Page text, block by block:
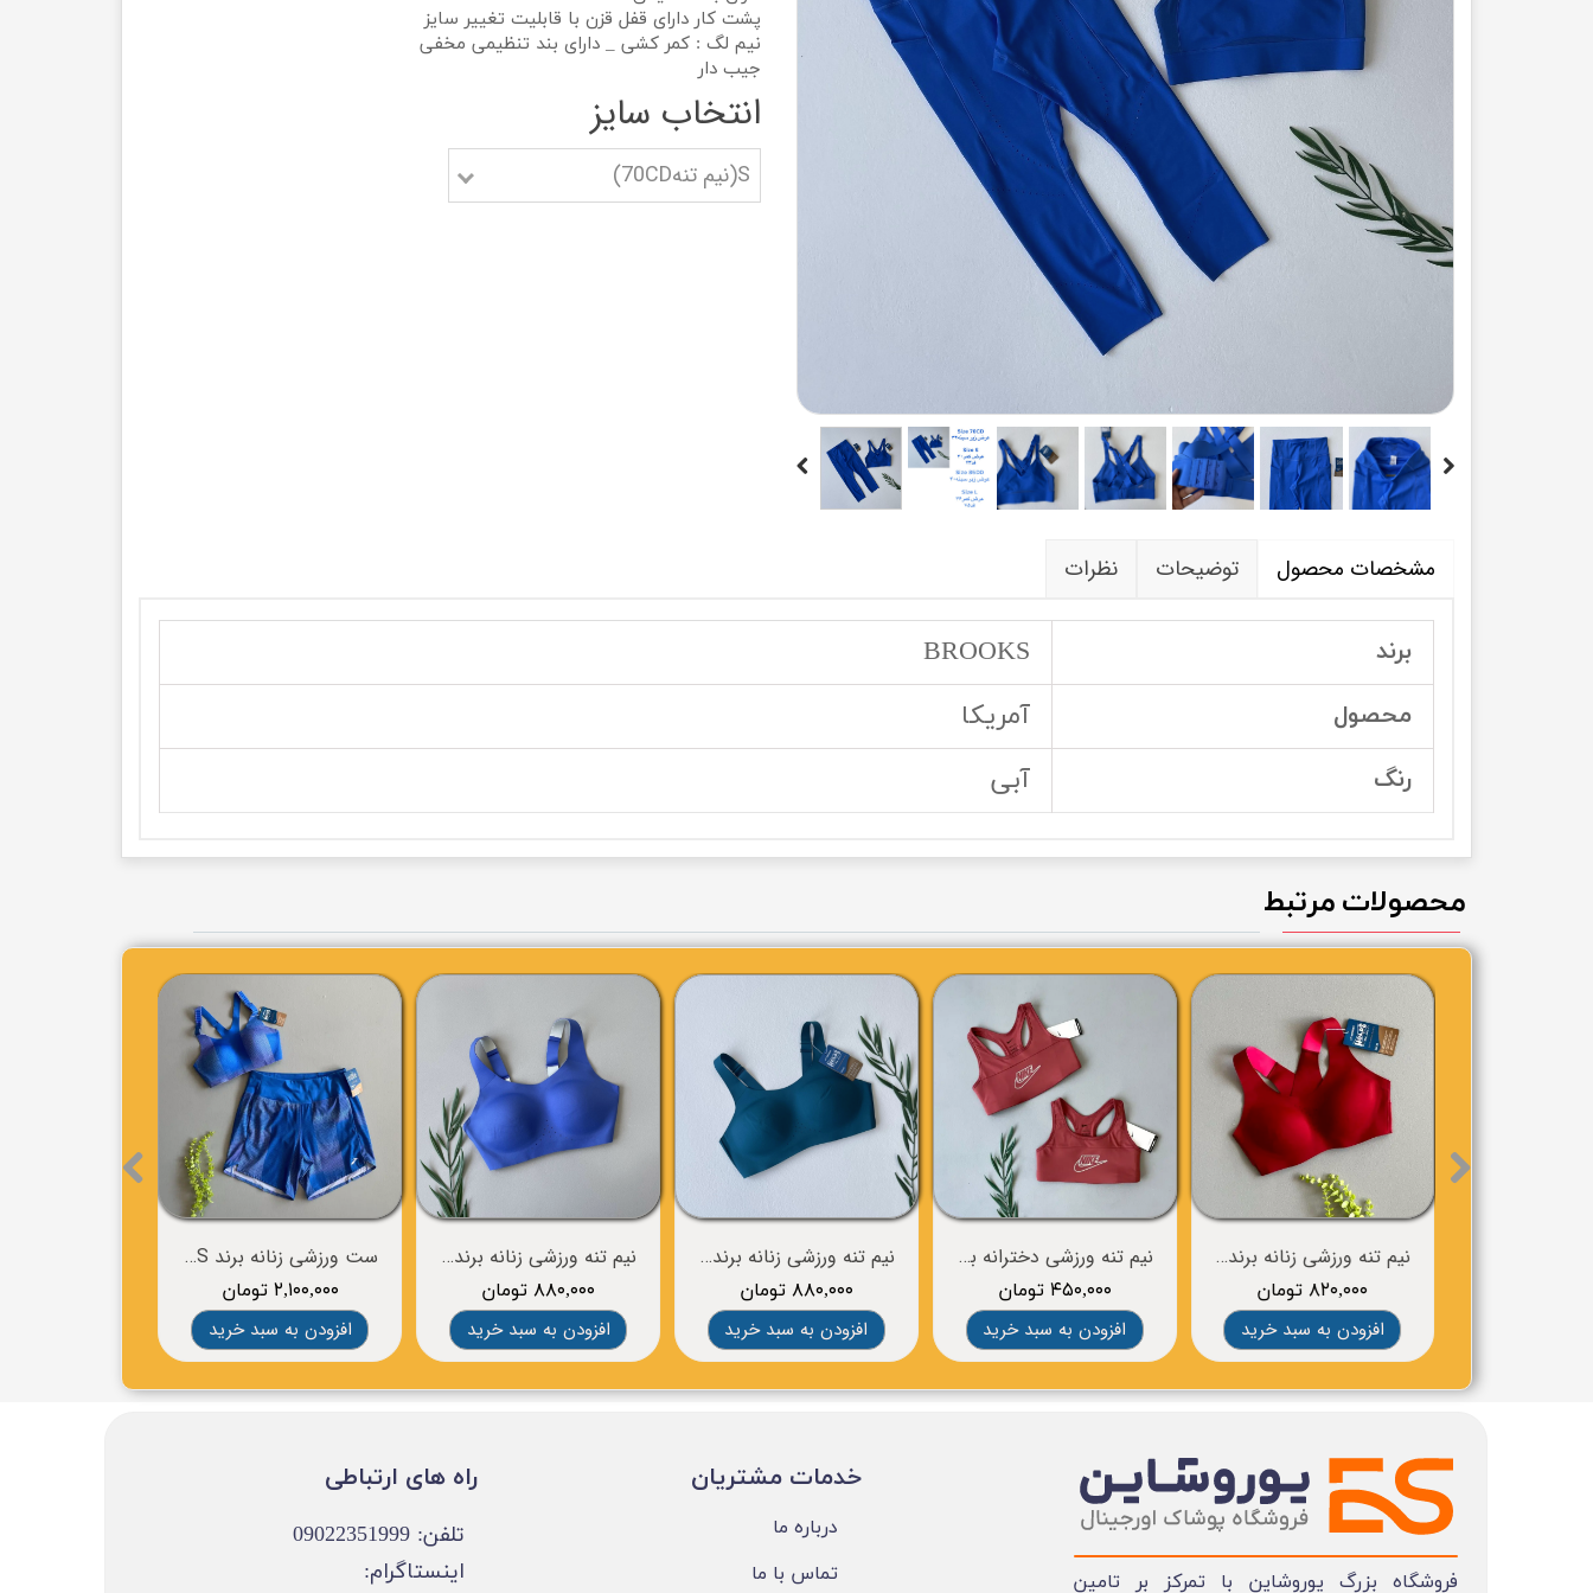
ست لباس مردانه ژاکت زنانه
مایو و گن
سرهم و تولوم
ست لباس زنانه
کیف و کفش
کاپشن زنانه
دستکش گلف سویشرت بلوز هودی
کاپشن بچه گانه
جوراب دستکش کلاه
کیف و کفش بچگانه
عینک آفتابی بچگانه
پشت کار دارای قفل قزن با قابلیت تغییر سایز
نیم لگ : کمر کشی _ دارای بند تنظیمی مخفی
جیب دار
انتخاب سایز
S(نیم تنه70CD)
مشخصات محصول توضیحات نظرات
برند BROOKS
محصول آمریکا
رنگ آبی
ست ورزشی زنانه برند BROOKS
۲,۱۰۰,۰۰۰ تومان
افزودن به سبد خرید
نیم تنه ورزشی زنانه برند BROOKS
۸۸۰,۰۰۰ تومان
افزودن به سبد خرید
نیم تنه ورزشی زنانه برند BROOKS
۸۸۰,۰۰۰ تومان
افزودن به سبد خرید
نیم تنه ورزشی دخترانه برند NIKE
۴۵۰,۰۰۰ تومان
افزودن به سبد خرید
نیم تنه ورزشی زنانه برند BROOKS
۸۲۰,۰۰۰ تومان
افزودن به سبد خرید
محصولات مرتبط
فروشگاه بزرگ یوروشاین با تمرکز بر تامین
​خدمات مشتریان
درباره ما
تماس با ما
تلفن: 09022351999
اینستاگرام:
​​راه های ارتباطی